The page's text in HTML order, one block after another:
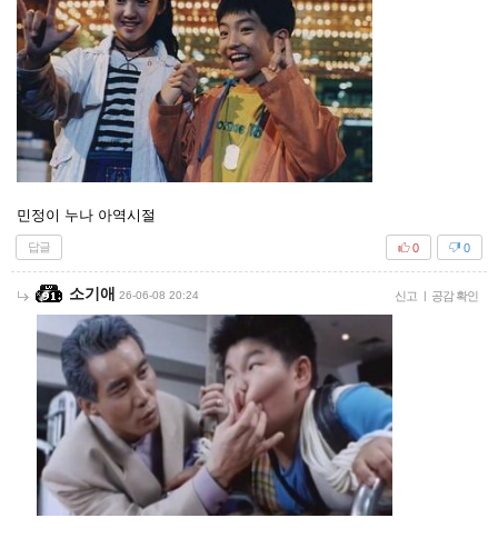
민정이 누나 아역시절
답글 0
0
소기애 26-06-08 20:24 신고 | 공감 확인